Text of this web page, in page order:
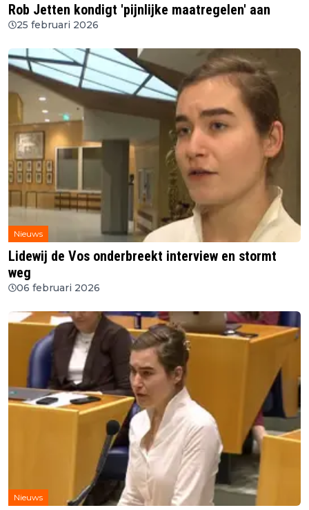
Rob Jetten kondigt 'pijnlijke maatregelen' aan
25 februari 2026
Nieuws
Lidewij de Vos onderbreekt interview en stormt
weg
06 februari 2026
Nieuws